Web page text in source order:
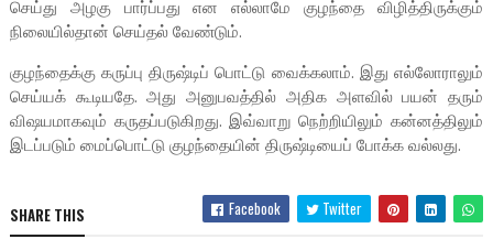
செய்து அழகு பார்ப்பது என எல்லாமே குழந்தை விழித்திருக்கும்
நிலையில்தான் செய்தல் வேண்டும்.
குழந்தைக்கு கருப்பு திருஷ்டிப் பொட்டு வைக்கலாம். இது எல்லோராலும்
செய்யக் கூடியதே. அது அனுபவத்தில் அதிக அளவில் பயன் தரும்
விஷயமாகவும் கருதப்படுகிறது. இவ்வாறு நெற்றியிலும் கன்னத்திலும்
இடப்படும் மைப்பொட்டு குழந்தையின் திருஷ்டியைப் போக்க வல்லது.
SHARE THIS Facebook Twitter